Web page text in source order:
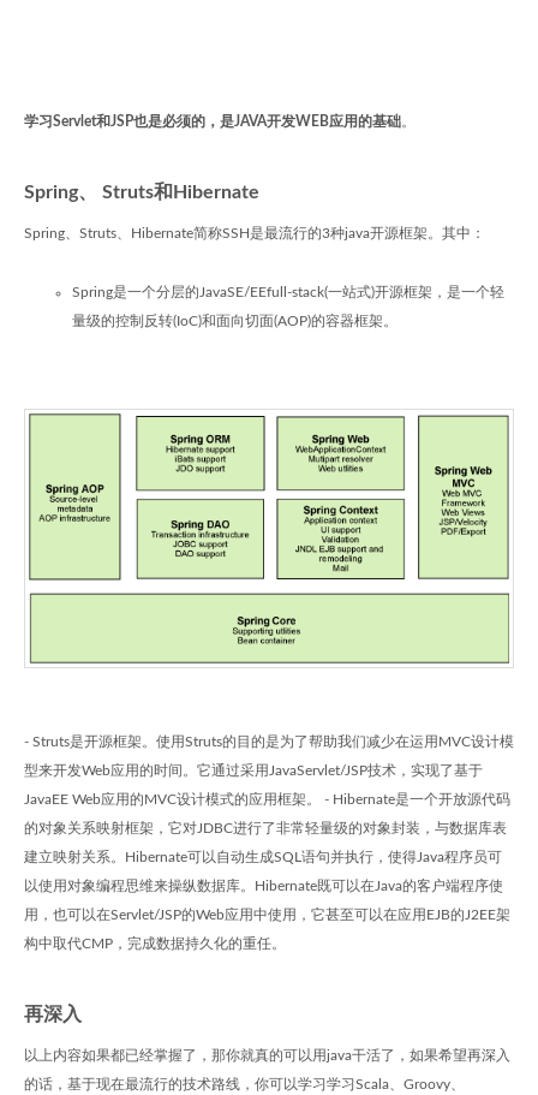
学习Servlet和JSP也是必须的，是JAVA开发WEB应用的基础。
Spring、 Struts和Hibernate
Spring、Struts、Hibernate简称SSH是最流行的3种java开源框架。其中：
Spring是一个分层的JavaSE/EEfull-stack(一站式)开源框架，是一个轻
量级的控制反转(IoC)和面向切面(AOP)的容器框架。
- Struts是开源框架。使用Struts的目的是为了帮助我们减少在运用MVC设计模
型来开发Web应用的时间。它通过采用JavaServlet/JSP技术，实现了基于
JavaEE Web应用的MVC设计模式的应用框架。 - Hibernate是一个开放源代码
的对象关系映射框架，它对JDBC进行了非常轻量级的对象封装，与数据库表
建立映射关系。Hibernate可以自动生成SQL语句并执行，使得Java程序员可
以使用对象编程思维来操纵数据库。Hibernate既可以在Java的客户端程序使
用，也可以在Servlet/JSP的Web应用中使用，它甚至可以在应用EJB的J2EE架
构中取代CMP，完成数据持久化的重任。
再深入
以上内容如果都已经掌握了，那你就真的可以用java干活了，如果希望再深入
的话，基于现在最流行的技术路线，你可以学习学习Scala、Groovy、